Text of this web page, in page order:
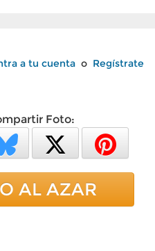
a tu cuenta o Regístrate
Foto:
AL AZAR